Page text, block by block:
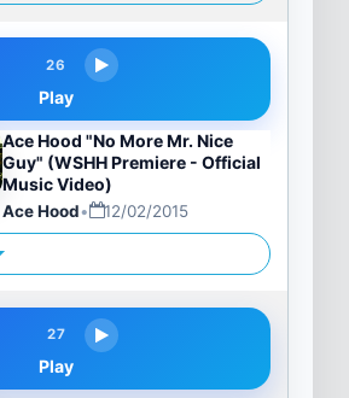
26
Play
Ace Hood "No More Mr. Nice
Guy" (WSHH Premiere - Official
Music Video)
Ace Hood• 12/02/2015
27
Play